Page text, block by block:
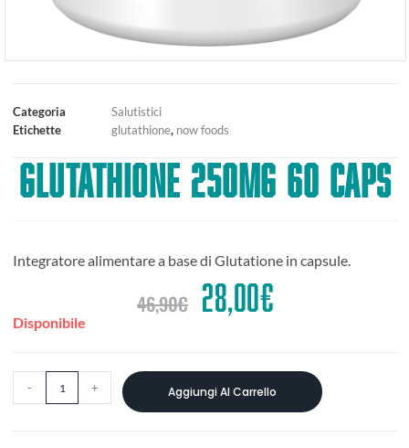
Categoria
Salutistici
Etichette
glutathione, now foods
Glutathione 250mg 60 caps
Integratore alimentare a base di Glutatione in capsule.
46,90€ 28,00€
Disponibile
- + Aggiungi Al Carrello